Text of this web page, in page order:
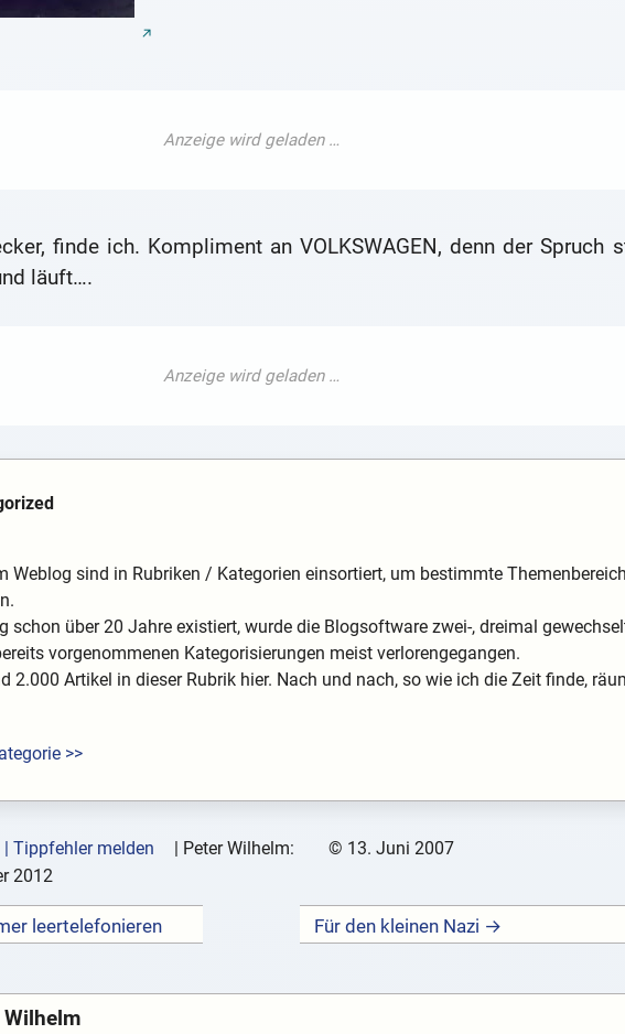
finde ich. Kompliment an VOLKSWAGEN, denn der Spruch
läuft….
Weblog sind in Rubriken / Kategorien einsortiert, um bestimmte
schon über 20 Jahre existiert, wurde die Blogsoftware zwei-, dreimal
vorgenommenen Kategorisierungen meist verlorengegangen.
2.000 Artikel in dieser Rubrik hier. Nach und nach, so wie ich die Zeit finde,
>>
| Tippfehler melden Peter Wilhelm: © 13. Juni 2007
2012
leertelefonieren Für den kleinen Nazi →
Wilhelm